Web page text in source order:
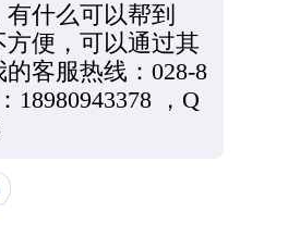
什么可以帮到
便，可以通过其
客服热线：028-8
18980943378 ，Q